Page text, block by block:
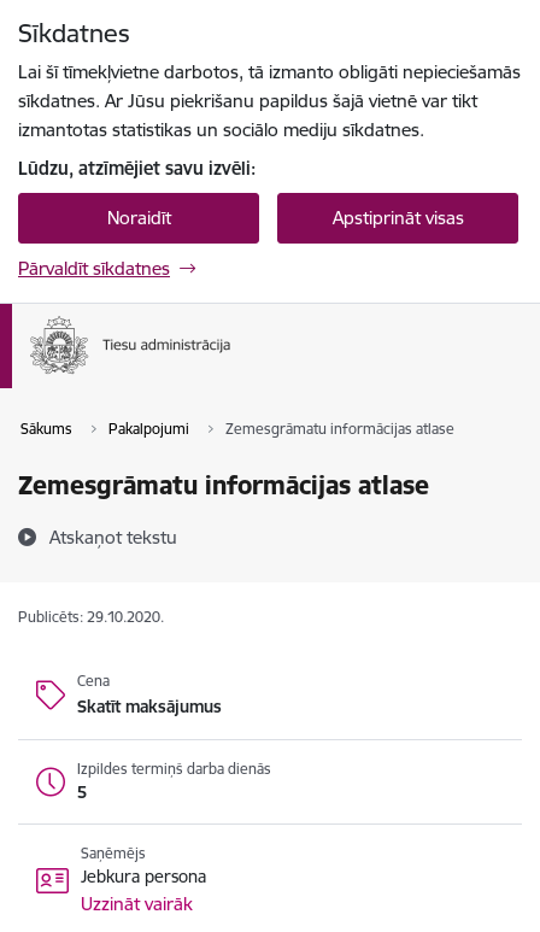
Sīkdatnes
Lai šī tīmekļvietne darbotos, tā izmanto obligāti nepieciešamās
sīkdatnes. Ar Jūsu piekrišanu papildus šajā vietnē var tikt
izmantotas statistikas un sociālo mediju sīkdatnes.
Lūdzu, atzīmējiet savu izvēli:
Noraidīt Apstiprināt visas
Pārvaldīt sīkdatnes
Sākums Pakalpojumi Zemesgrāmatu informācijas atlase
Zemesgrāmatu informācijas atlase
Atskaņot tekstu
Publicēts: 29.10.2020.
Cena
Skatīt maksājumus
Izpildes termiņš darba dienās
5
Saņēmējs
Jebkura persona
Uzzināt vairāk